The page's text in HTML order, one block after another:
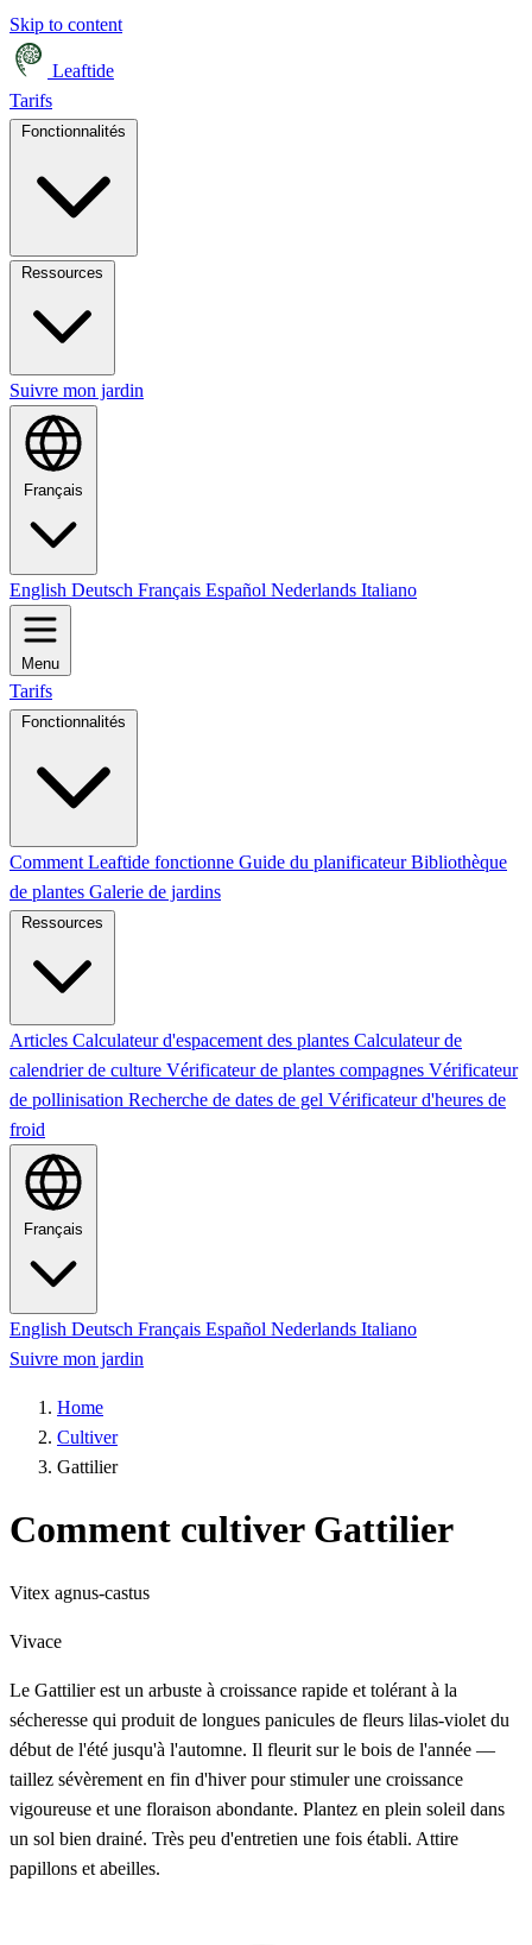
Skip to content
Leaftide
Tarifs
Suivre mon jardin
Français
English Deutsch Français Español Nederlands Italiano
Menu
Tarifs
Fonctionnalités
Comment Leaftide fonctionne Guide du planificateurBibliothèque
de plantes Galerie de jardins
Ressources
Articles Calculateur d'espacement des plantes Calculateur de
calendrier de culture Vérificateur de plantes compagnes Vérificateur
de pollinisation Recherche de dates de gel Vérificateur d'heures de
froid
Français
English Deutsch Français Español Nederlands Italiano
Suivre mon jardin
Home
Cultiver
Gattilier
Comment cultiver Gattilier
Vitex agnus-castus
Vivace
Le Gattilier est un arbuste à croissance rapide et tolérant à la
sécheresse qui produit de longues panicules de fleurs lilas-violet du
début de l'été jusqu'à l'automne. Il fleurit sur le bois de l'année —
taillez sévèrement en fin d'hiver pour stimuler une croissance
vigoureuse et une floraison abondante. Plantez en plein soleil dans
un sol bien drainé. Très peu d'entretien une fois établi. Attire
papillons et abeilles.